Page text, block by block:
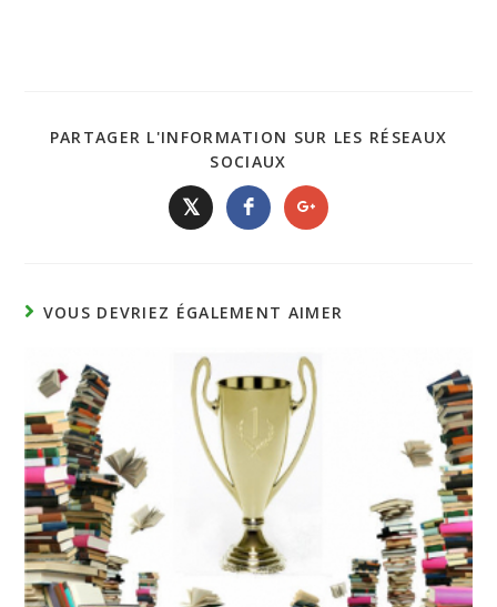
PARTAGER L'INFORMATION SUR LES RÉSEAUX
SOCIAUX
𝕏
VOUS DEVRIEZ ÉGALEMENT AIMER